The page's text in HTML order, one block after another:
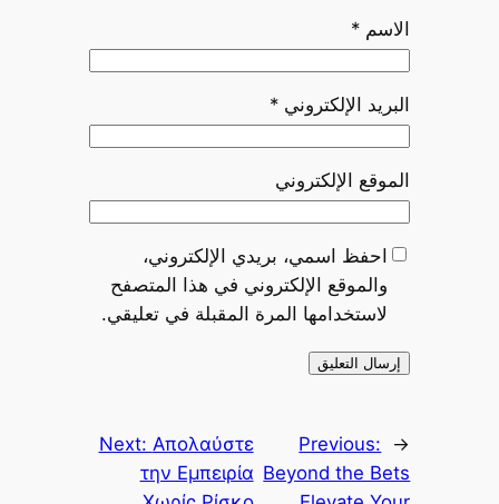
الاسم *
البريد الإلكتروني *
الموقع الإلكتروني
احفظ اسمي، بريدي الإلكتروني،
والموقع الإلكتروني في هذا المتصفح
لاستخدامها المرة المقبلة في تعليقي.
←
Previous:
Beyond the Bets
Next: Απολαύστε
την Εμπειρία